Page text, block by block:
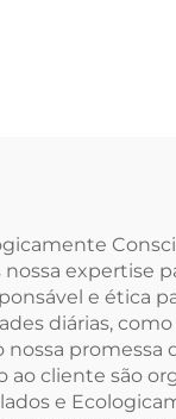
expertise
e ética
diárias,
promessa
cliente são
e